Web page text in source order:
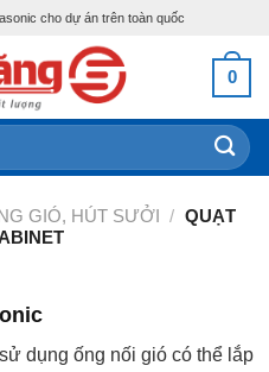
cho dự án trên toàn quốc
0
GIÓ, HÚT SƯỞI / QUẠT
sử dụng ống nối gió có thể lắp